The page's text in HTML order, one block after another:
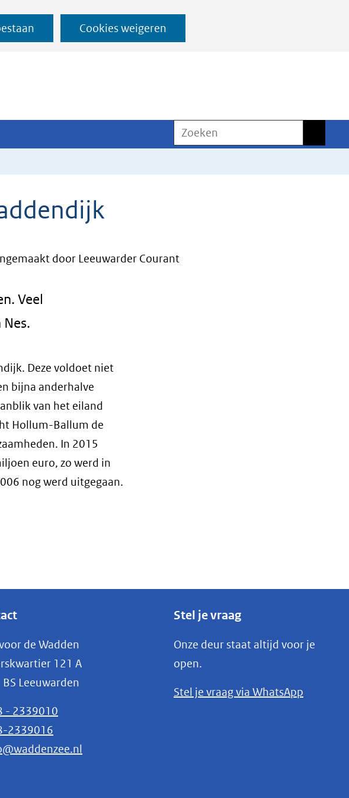
Cookies weigeren
Zoeken
door Leeuwarder Courant
Veel
Deze voldoet niet
bijna anderhalve
van het eiland
Hollum-Ballum de
In 2015
euro, zo werd in
nog werd uitgegaan.
de Wadden
121 A
Leeuwarden
- 2339010
2339016
Stel je vraag
Onze deur staat altijd voor je
open.
Stel je vraag via WhatsApp